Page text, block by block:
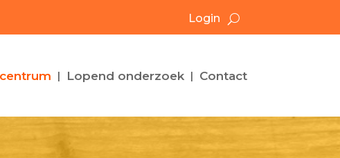
Login
Lopend onderzoek Contact